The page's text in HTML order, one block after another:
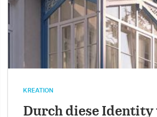
KREATION
Durch diese Identity